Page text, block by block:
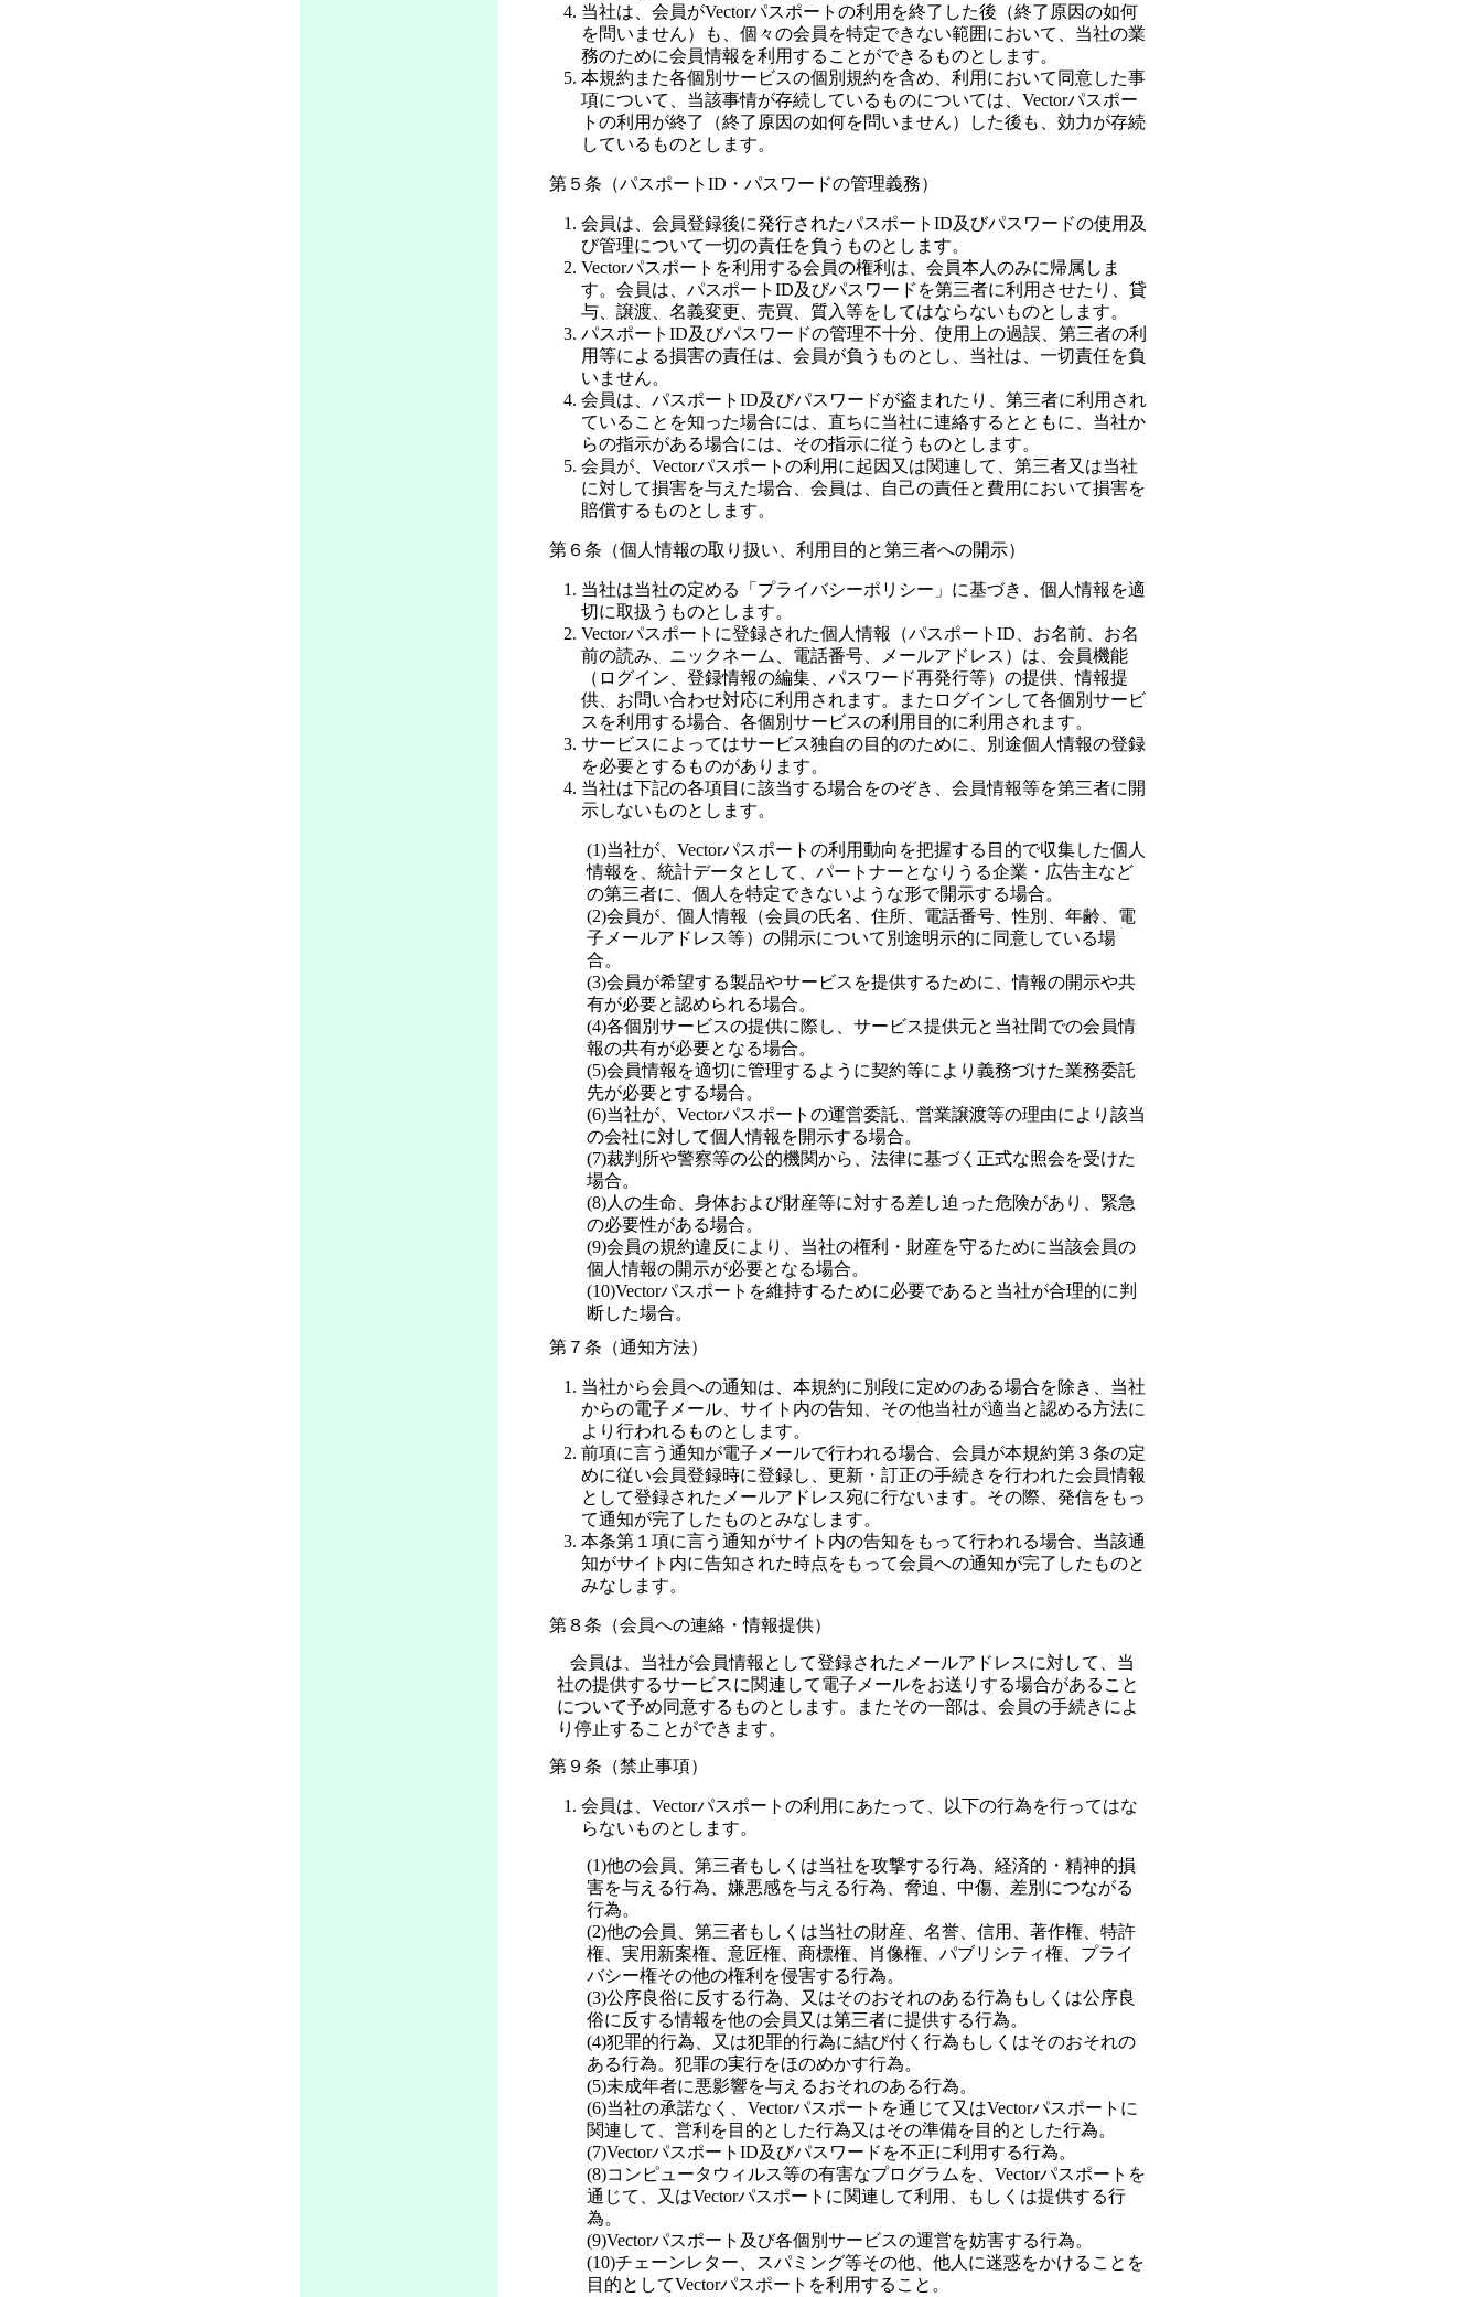
当社は、会員がVectorパスポートの利用を終了した後（終了原因の如何
を問いません）も、個々の会員を特定できない範囲において、当社の業
務のために会員情報を利用することができるものとします。
本規約また各個別サービスの個別規約を含め、利用において同意した事
項について、当該事情が存続しているものについては、Vectorパスポー
トの利用が終了（終了原因の如何を問いません）した後も、効力が存続
しているものとします。
第５条（パスポートID・パスワードの管理義務）
会員は、会員登録後に発行されたパスポートID及びパスワードの使用及
び管理について一切の責任を負うものとします。
Vectorパスポートを利用する会員の権利は、会員本人のみに帰属しま
す。会員は、パスポートID及びパスワードを第三者に利用させたり、貸
与、譲渡、名義変更、売買、質入等をしてはならないものとします。
パスポートID及びパスワードの管理不十分、使用上の過誤、第三者の利
用等による損害の責任は、会員が負うものとし、当社は、一切責任を負
いません。
会員は、パスポートID及びパスワードが盗まれたり、第三者に利用され
ていることを知った場合には、直ちに当社に連絡するとともに、当社か
らの指示がある場合には、その指示に従うものとします。
会員が、Vectorパスポートの利用に起因又は関連して、第三者又は当社
に対して損害を与えた場合、会員は、自己の責任と費用において損害を
賠償するものとします。
第６条（個人情報の取り扱い、利用目的と第三者への開示）
当社は当社の定める「プライバシーポリシー」に基づき、個人情報を適
切に取扱うものとします。
Vectorパスポートに登録された個人情報（パスポートID、お名前、お名
前の読み、ニックネーム、電話番号、メールアドレス）は、会員機能
（ログイン、登録情報の編集、パスワード再発行等）の提供、情報提
供、お問い合わせ対応に利用されます。またログインして各個別サービ
スを利用する場合、各個別サービスの利用目的に利用されます。
サービスによってはサービス独自の目的のために、別途個人情報の登録
を必要とするものがあります。
当社は下記の各項目に該当する場合をのぞき、会員情報等を第三者に開
示しないものとします。
(1)当社が、Vectorパスポートの利用動向を把握する目的で収集した個人
情報を、統計データとして、パートナーとなりうる企業・広告主など
の第三者に、個人を特定できないような形で開示する場合。
(2)会員が、個人情報（会員の氏名、住所、電話番号、性別、年齢、電
子メールアドレス等）の開示について別途明示的に同意している場
合。
(3)会員が希望する製品やサービスを提供するために、情報の開示や共
有が必要と認められる場合。
(4)各個別サービスの提供に際し、サービス提供元と当社間での会員情
報の共有が必要となる場合。
(5)会員情報を適切に管理するように契約等により義務づけた業務委託
先が必要とする場合。
(6)当社が、Vectorパスポートの運営委託、営業譲渡等の理由により該当
の会社に対して個人情報を開示する場合。
(7)裁判所や警察等の公的機関から、法律に基づく正式な照会を受けた
場合。
(8)人の生命、身体および財産等に対する差し迫った危険があり、緊急
の必要性がある場合。
(9)会員の規約違反により、当社の権利・財産を守るために当該会員の
個人情報の開示が必要となる場合。
(10)Vectorパスポートを維持するために必要であると当社が合理的に判
断した場合。
第７条（通知方法）
当社から会員への通知は、本規約に別段に定めのある場合を除き、当社
からの電子メール、サイト内の告知、その他当社が適当と認める方法に
より行われるものとします。
前項に言う通知が電子メールで行われる場合、会員が本規約第３条の定
めに従い会員登録時に登録し、更新・訂正の手続きを行われた会員情報
として登録されたメールアドレス宛に行ないます。その際、発信をもっ
て通知が完了したものとみなします。
本条第１項に言う通知がサイト内の告知をもって行われる場合、当該通
知がサイト内に告知された時点をもって会員への通知が完了したものと
みなします。
第８条（会員への連絡・情報提供）
会員は、当社が会員情報として登録されたメールアドレスに対して、当
社の提供するサービスに関連して電子メールをお送りする場合があること
について予め同意するものとします。またその一部は、会員の手続きによ
り停止することができます。
第９条（禁止事項）
会員は、Vectorパスポートの利用にあたって、以下の行為を行ってはな
らないものとします。
(1)他の会員、第三者もしくは当社を攻撃する行為、経済的・精神的損
害を与える行為、嫌悪感を与える行為、脅迫、中傷、差別につながる
行為。
(2)他の会員、第三者もしくは当社の財産、名誉、信用、著作権、特許
権、実用新案権、意匠権、商標権、肖像権、パブリシティ権、プライ
バシー権その他の権利を侵害する行為。
(3)公序良俗に反する行為、又はそのおそれのある行為もしくは公序良
俗に反する情報を他の会員又は第三者に提供する行為。
(4)犯罪的行為、又は犯罪的行為に結び付く行為もしくはそのおそれの
ある行為。犯罪の実行をほのめかす行為。
(5)未成年者に悪影響を与えるおそれのある行為。
(6)当社の承諾なく、Vectorパスポートを通じて又はVectorパスポートに
関連して、営利を目的とした行為又はその準備を目的とした行為。
(7)VectorパスポートID及びパスワードを不正に利用する行為。
(8)コンピュータウィルス等の有害なプログラムを、Vectorパスポートを
通じて、又はVectorパスポートに関連して利用、もしくは提供する行
為。
(9)Vectorパスポート及び各個別サービスの運営を妨害する行為。
(10)チェーンレター、スパミング等その他、他人に迷惑をかけることを
目的としてVectorパスポートを利用すること。